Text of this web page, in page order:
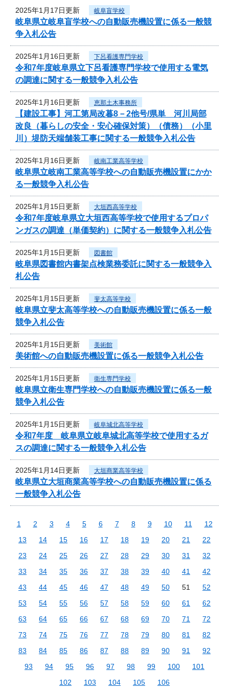
2025年1月17日更新 岐阜盲学校
岐阜県立岐阜盲学校への自動販売機設置に係る一般競
争入札公告
2025年1月16日更新 下呂看護専門学校
令和7年度岐阜県立下呂看護専門学校で使用する電気
の調達に関する一般競争入札公告
2025年1月16日更新 恵那土木事務所
【建設工事】河工第局改暮8－2他号/県単 河川局部
改良（暮らしの安全・安心確保対策）（債務）（小里
川）堤防天端舗装工事に関する一般競争入札公告
2025年1月16日更新 岐南工業高等学校
岐阜県立岐南工業高等学校への自動販売機設置にかか
る一般競争入札公告
2025年1月15日更新 大垣西高等学校
令和7年度岐阜県立大垣西高等学校で使用するプロパ
ンガスの調達（単価契約）に関する一般競争入札公告
2025年1月15日更新 図書館
岐阜県図書館内書架点検業務委託に関する一般競争入
札公告
2025年1月15日更新 斐太高等学校
岐阜県立斐太高等学校への自動販売機設置に係る一般
競争入札公告
2025年1月15日更新 美術館
美術館への自動販売機設置に係る一般競争入札公告
2025年1月15日更新 衛生専門学校
岐阜県立衛生専門学校への自動販売機設置に係る一般
競争入札公告
2025年1月15日更新 岐阜城北高等学校
令和7年度 岐阜県立岐阜城北高等学校で使用するガ
スの調達に関する一般競争入札公告
2025年1月14日更新 大垣商業高等学校
岐阜県立大垣商業高等学校への自動販売機設置に係る
一般競争入札公告
1 2 3 4 5 6 7 8 9 10 11
12
13
14 15 16 17 18 19 20 21
22
23
24 25 26 27 28 29 30 31
32
33
34 35 36 37 38 39 40 41
42
43
44 45 46 47 48 49 50 51
52
53
54 55 56 57 58 59 60 61
62
63
64 65 66 67 68 69 70 71
72
73
74 75 76 77 78 79 80 81
82
83
84 85 86 87 88 89 90 91
92
93
94 95 96 97 98 99 100
101
102
103 104 105 106